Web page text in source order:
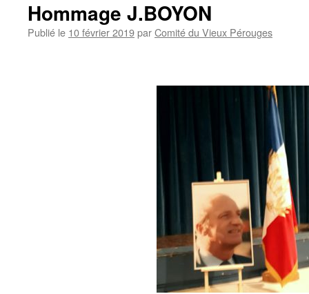
Boyon
Hommage J.BOYON
Publié le 10 février 2019parComité du Vieux Pérouges